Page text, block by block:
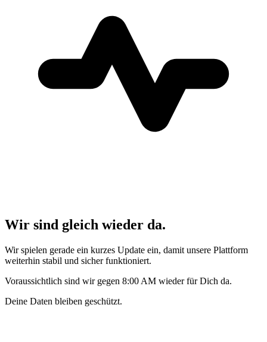
Wir sind gleich wieder da.
Wir spielen gerade ein kurzes Update ein, damit unsere Plattform
weiterhin stabil und sicher funktioniert.
Voraussichtlich sind wir gegen 8:00 AM wieder für Dich da.
Deine Daten bleiben geschützt.